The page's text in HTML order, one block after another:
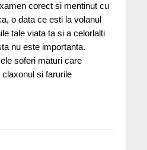
corect si mentinut cu
o data ce esti la volanul
tale viata ta si a celorlalti
nu este importanta.
soferi maturi care
si farurile